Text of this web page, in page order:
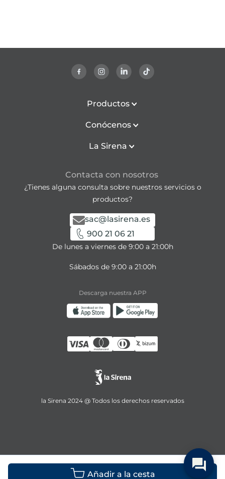
Añadir a la cesta
Productos
Conócenos
La Sirena
Contacta con nosotros
¿Tienes alguna consulta sobre nuestros servicios o
productos?
sac@lasirena.es
900 21 06 21
De lunes a viernes de 9:00 a 21:00h
Sábados de 9:00 a 21:00h
Descarga nuestra APP
la Sirena 2024 @ Todos los derechos reservados